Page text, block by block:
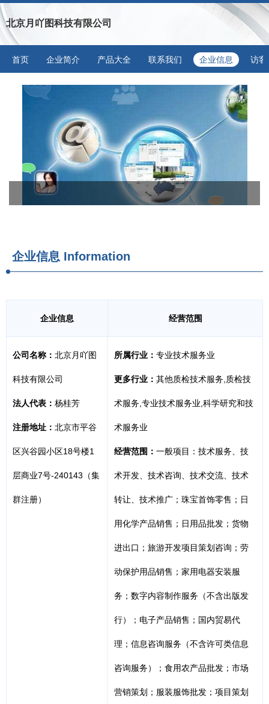
北京月吖图科技有限公司
首页 企业简介 产品大全 联系我们 企业信息 访客
企业信息 Information
企业信息 经营范围
公司名称： 北京月吖图
科技有限公司
法人代表： 杨桂芳
注册地址： 北京市平谷
区兴谷园小区18号楼1
层商业7号-240143（集
群注册）
所属行业： 专业技术服务业
更多行业： 其他质检技术服务,质检技
术服务,专业技术服务业,科学研究和技
术服务业
经营范围： 一般项目：技术服务、技
术开发、技术咨询、技术交流、技术
转让、技术推广；珠宝首饰零售；日
用化学产品销售；日用品批发；货物
进出口；旅游开发项目策划咨询；劳
动保护用品销售；家用电器安装服
务；数字内容制作服务（不含出版发
行）；电子产品销售；国内贸易代
理；信息咨询服务（不含许可类信息
咨询服务）；食用农产品批发；市场
营销策划；服装服饰批发；项目策划